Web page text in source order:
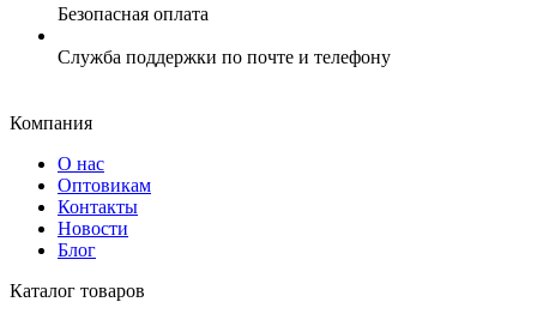
Безопасная оплата
Служба поддержки по почте и телефону
Компания
О нас
Оптовикам
Контакты
Новости
Блог
Каталог товаров